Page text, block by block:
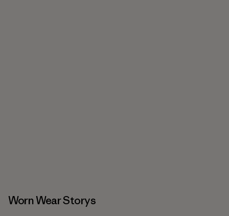
Worn Wear Storys